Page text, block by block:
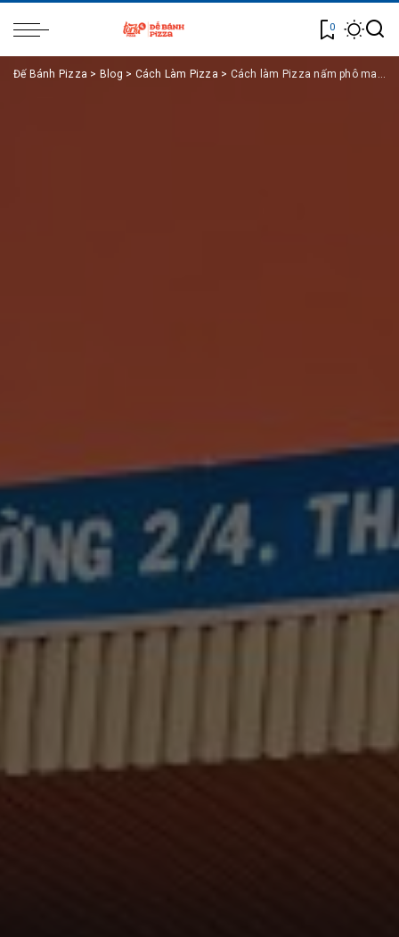
0
Đế Bánh Pizza > Blog > Cách Làm Pizza > Cách làm Pizza nấm phô mai: Thơm ngon lại ít calo dễ thực hiện tại nhà